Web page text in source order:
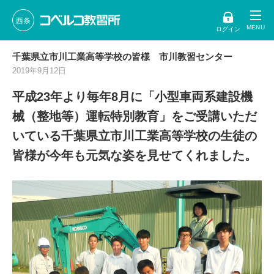
西条
ログイン
千葉県立市川工業高等学校の皆様 市川教習センター
2019年9月12日
平成23年より毎年8月に「小型車両系建設機
械（整地等）運転特別教育」をご受講いただ
いている千葉県立市川工業高等学校の生徒の
皆様が今年も元気な姿を見せてくれました。